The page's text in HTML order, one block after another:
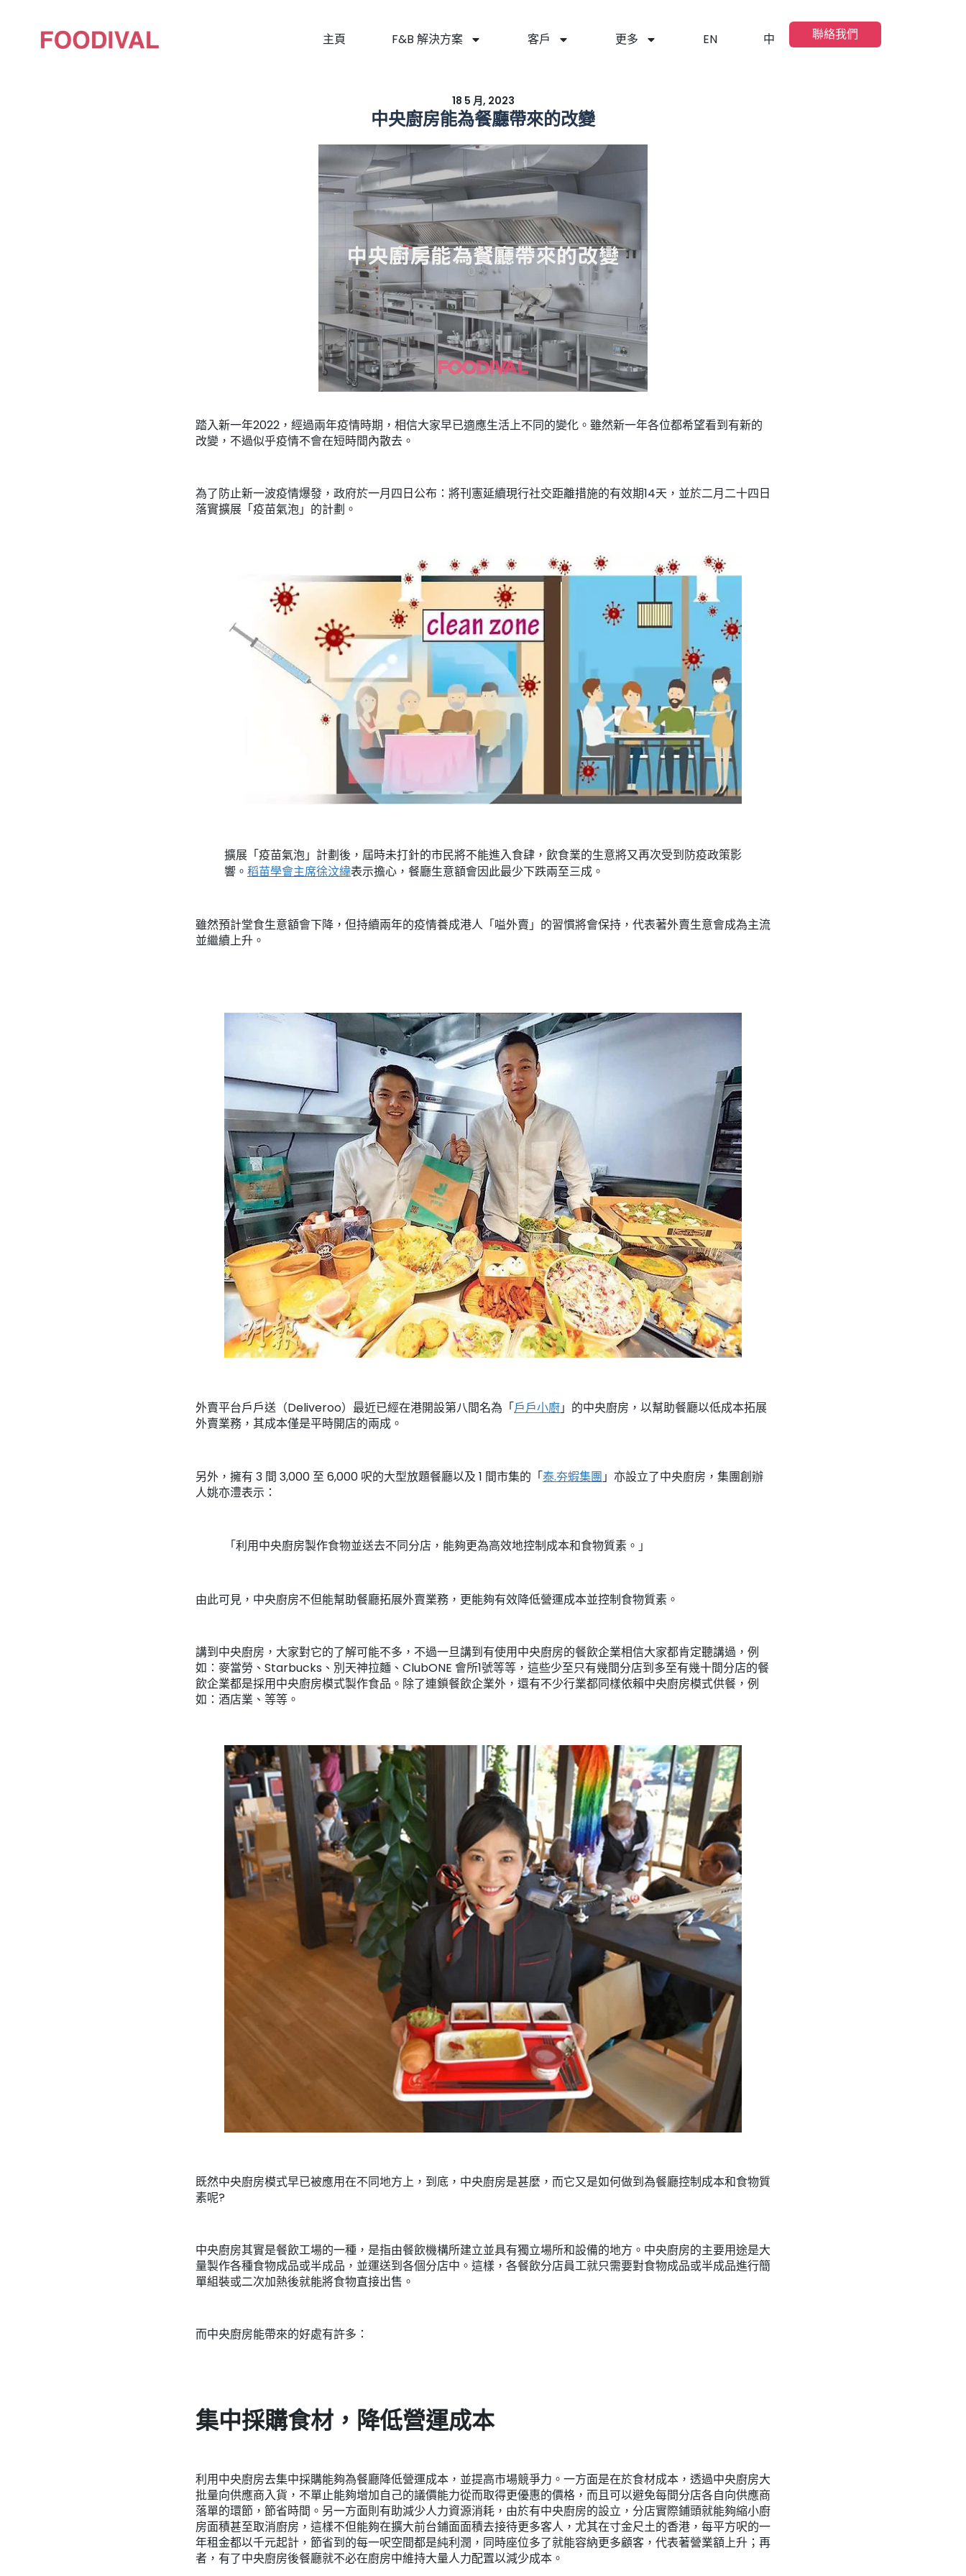
主頁 F&B 解決方案 客戶 更多 EN 中 聯絡我們
18 5 月, 2023
中央廚房能為餐廳帶來的改變
踏入新一年2022，經過兩年疫情時期，相信大家早已適應生活上不同的變化。雖然新一年各位都希望看到有新的
改變，不過似乎疫情不會在短時間內散去。
為了防止新一波疫情爆發，政府於一月四日公布：將刊憲延續現行社交距離措施的有效期14天，並於二月二十四日
落實擴展「疫苗氣泡」的計劃。
擴展「疫苗氣泡」計劃後，屆時未打針的市民將不能進入食肆，飲食業的生意將又再次受到防疫政策影
響。 稻苗學會主席徐汶緯表示擔心，餐廳生意額會因此最少下跌兩至三成。
雖然預計堂食生意額會下降，但持續兩年的疫情養成港人「嗌外賣」的習慣將會保持，代表著外賣生意會成為主流
並繼續上升。
外賣平台戶戶送（Deliveroo）最近已經在港開設第八間名為「戶戶小廚」的中央廚房，以幫助餐廳以低成本拓展
外賣業務，其成本僅是平時開店的兩成。
另外，擁有 3 間 3,000 至 6,000 呎的大型放題餐廳以及 1 間市集的「泰.夯蝦集團 」亦設立了中央廚房，集團創辦
人姚亦澧表示：
「利用中央廚房製作食物並送去不同分店，能夠更為高效地控制成本和食物質素。」
由此可見，中央廚房不但能幫助餐廳拓展外賣業務，更能夠有效降低營運成本並控制食物質素。
講到中央廚房，大家對它的了解可能不多，不過一旦講到有使用中央廚房的餐飲企業相信大家都肯定聽講過，例
如：麥當勞、Starbucks、別天神拉麵、ClubONE 會所1號等等，這些少至只有幾間分店到多至有幾十間分店的餐
飲企業都是採用中央廚房模式製作食品。除了連鎖餐飲企業外，還有不少行業都同樣依賴中央廚房模式供餐，例
如：酒店業、等等。
既然中央廚房模式早已被應用在不同地方上，到底，中央廚房是甚麼，而它又是如何做到為餐廳控制成本和食物質
素呢?
中央廚房其實是餐飲工場的一種，是指由餐飲機構所建立並具有獨立場所和設備的地方。中央廚房的主要用途是大
量製作各種食物成品或半成品，並運送到各個分店中。這樣，各餐飲分店員工就只需要對食物成品或半成品進行簡
單組裝或二次加熱後就能將食物直接出售。
而中央廚房能帶來的好處有許多：
集中採購食材，降低營運成本
利用中央廚房去集中採購能夠為餐廳降低營運成本，並提高市場競爭力。一方面是在於食材成本，透過中央廚房大
批量向供應商入貨，不單止能夠增加自己的議價能力從而取得更優惠的價格，而且可以避免每間分店各自向供應商
落單的環節，節省時間。另一方面則有助減少人力資源消耗，由於有中央廚房的設立，分店實際鋪頭就能夠縮小廚
房面積甚至取消廚房，這樣不但能夠在擴大前台鋪面面積去接待更多客人，尤其在寸金尺土的香港，每平方呎的一
年租金都以千元起計，節省到的每一呎空間都是純利潤，同時座位多了就能容納更多顧客，代表著營業額上升；再
者，有了中央廚房後餐廳就不必在廚房中維持大量人力配置以減少成本。